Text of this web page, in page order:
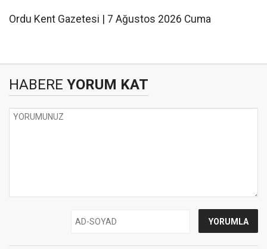
Ordu Kent Gazetesi | 7 Ağustos 2026 Cuma
HABERE YORUM KAT